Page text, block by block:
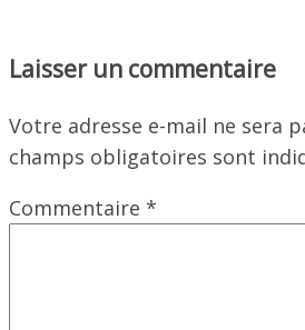
Laisser un commentaire
Votre adresse e-mail ne sera
champs obligatoires sont
Commentaire *